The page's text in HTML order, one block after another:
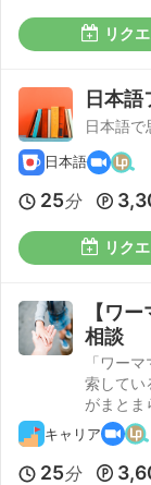
リク
日本語
日本語で
日本語
25分
リク
【ワ
相談
「ワー
索してい
がまとま
キャリア
25分